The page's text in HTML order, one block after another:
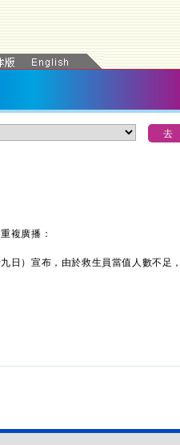
複廣播：
）宣布，由於救生員當值人數不足